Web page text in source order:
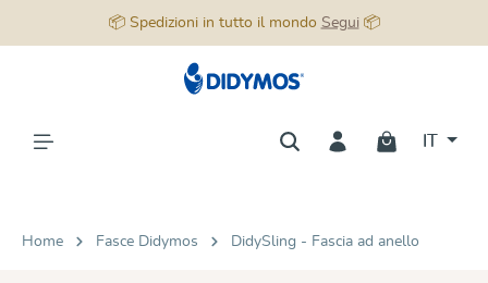
📦 Spedizioni in tutto il mondo Segui📦
Home Fasce Didymos DidySling - Fascia ad anello